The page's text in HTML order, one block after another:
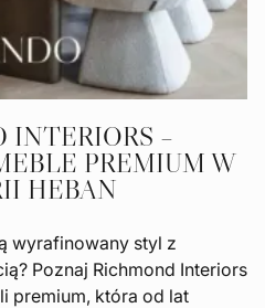
INTERIORS –
PREMIUM W
HEBAN
wyrafinowany styl z
Poznaj Richmond Interiors
premium, która od lat